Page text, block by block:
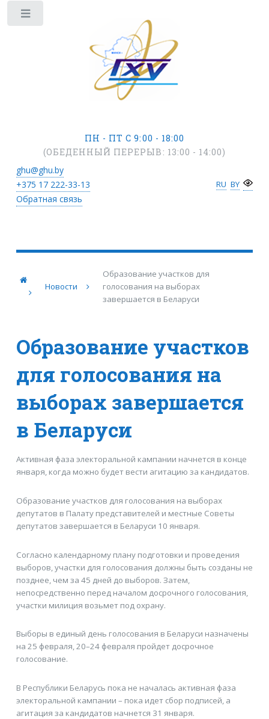
ПН - ПТ С 9:00 - 18:00
(ОБЕДЕННЫЙ ПЕРЕРЫВ: 13:00 - 14:00)
ghu@ghu.by
+375 17222-33-13
Обратная связь
RU BY
Новости
Образование участков для
голосования на выборах
завершается в Беларуси
Образование участков
для голосования на
выборах завершается
в Беларуси
Активная фаза электоральной кампании начнется в конце
января, когда можно будет вести агитацию за кандидатов.
Образование участков для голосования на выборах
депутатов в Палату представителей и местные Советы
депутатов завершается в Беларуси 10 января.
Согласно календарному плану подготовки и проведения
выборов, участки для голосования должны быть созданы не
позднее, чем за 45 дней до выборов. Затем,
непосредственно перед началом досрочного голосования,
участки милиция возьмет под охрану.
Выборы в единый день голосования в Беларуси назначены
на 25 февраля, 20–24 февраля пройдет досрочное
голосование.
В Республики Беларусь пока не началась активная фаза
электоральной кампании – пока идет сбор подписей, а
агитация за кандидатов начнется 31 января.